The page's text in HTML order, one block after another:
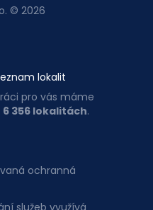
© 2026
lokalit
pro vás máme
6 356 lokalitách.
ochranná
služeb využívá